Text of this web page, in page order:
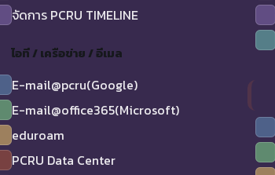
จัดการ PCRU TIMELINE
ไอที / เครือข่าย / อีเมล
E-mail@pcru(Google)
E-mail@office365(Microsoft)
eduroam
PCRU Data Center